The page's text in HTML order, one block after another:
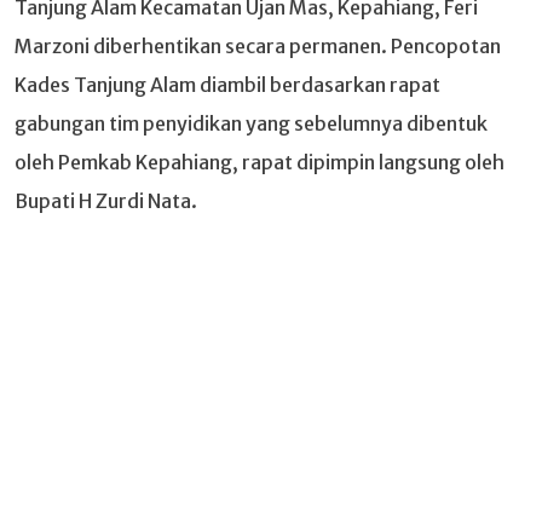
Tanjung Alam Kecamatan Ujan Mas, Kepahiang, Feri
Marzoni diberhentikan secara permanen. Pencopotan
Kades Tanjung Alam diambil berdasarkan rapat
gabungan tim penyidikan yang sebelumnya dibentuk
oleh Pemkab Kepahiang, rapat dipimpin langsung oleh
Bupati H Zurdi Nata.